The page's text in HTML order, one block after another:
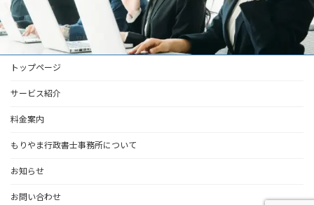
トップページ
サービス紹介
料金案内
もりやま行政書士事務所について
お知らせ
お問い合わせ